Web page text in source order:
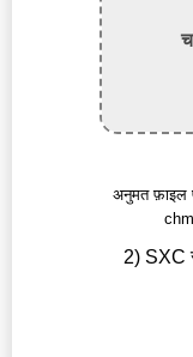
अनुमत फ़ाइल
2) SXC